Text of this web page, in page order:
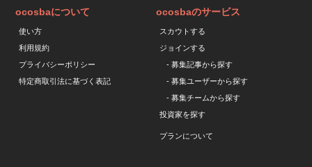
ocosbaについて
使い方
利用規約
プライバシーポリシー
特定商取引法に基づく表記
ocosbaのサービス
スカウトする
ジョインする
- 募集記事から探す
- 募集ユーザーから探す
- 募集チームから探す
投資家を探す
プランについて